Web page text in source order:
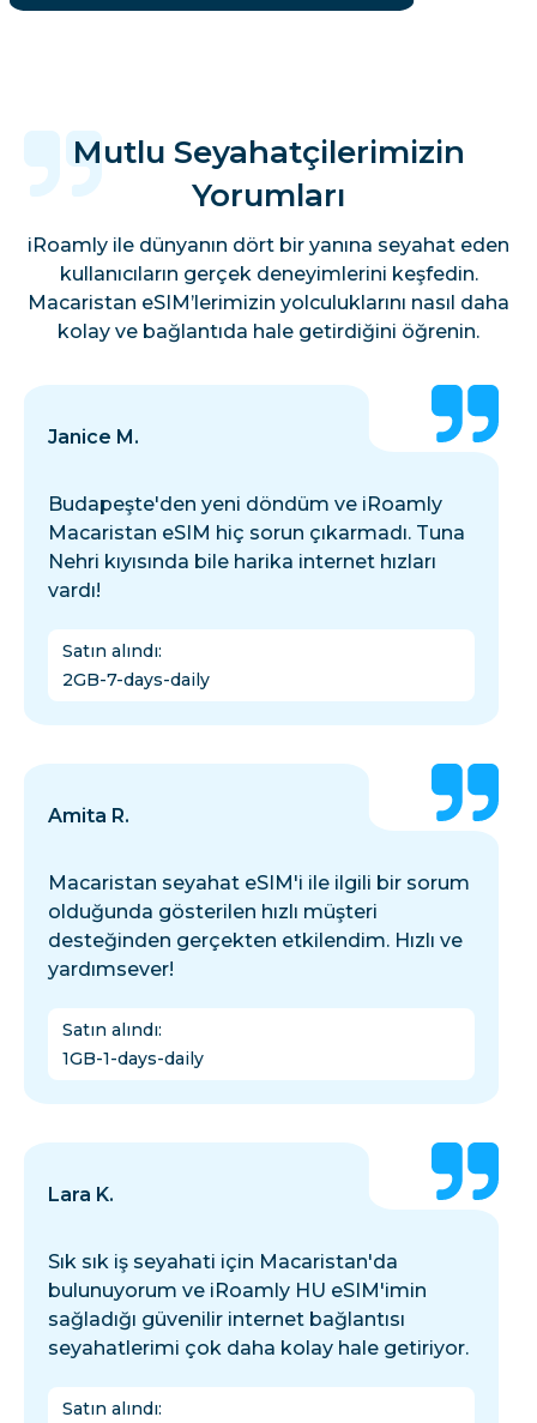
Mutlu Seyahatçilerimizin
Yorumları
iRoamly ile dünyanın dört bir yanına seyahat eden
kullanıcıların gerçek deneyimlerini keşfedin.
Macaristan eSIM’lerimizin yolculuklarını nasıl daha
kolay ve bağlantıda hale getirdiğini öğrenin.
Janice M.
Budapeşte'den yeni döndüm ve iRoamly
Macaristan eSIM hiç sorun çıkarmadı. Tuna
Nehri kıyısında bile harika internet hızları
vardı!
Satın alındı:
2GB-7-days-daily
Amita R.
Macaristan seyahat eSIM'i ile ilgili bir sorum
olduğunda gösterilen hızlı müşteri
desteğinden gerçekten etkilendim. Hızlı ve
yardımsever!
Satın alındı:
1GB-1-days-daily
Lara K.
Sık sık iş seyahati için Macaristan'da
bulunuyorum ve iRoamly HU eSIM'imin
sağladığı güvenilir internet bağlantısı
seyahatlerimi çok daha kolay hale getiriyor.
Satın alındı: